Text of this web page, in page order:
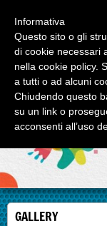
IL FESTIVAL
Roma e Milano due
GALLERY
Informativa
Questo sito o gli
di cookie necessari
nella cookie policy.
a tutti o ad alcuni
Chiudendo questo
su un link o
acconsenti all’uso